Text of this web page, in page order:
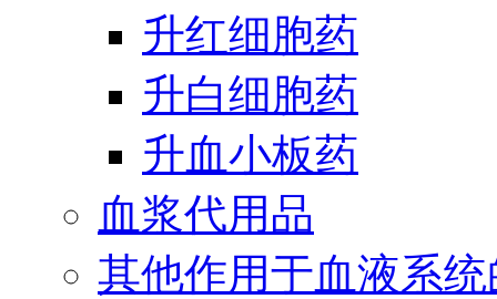
升红细胞药
升白细胞药
升血小板药
血浆代用品
其他作用于血液系